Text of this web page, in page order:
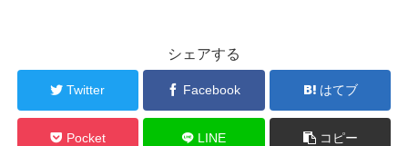
シェアする
Twitter Facebook はてブ
Pocket LINE コピー